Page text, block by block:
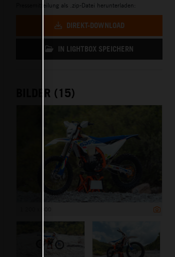
Pressemitteilung als .zip-Datei herunterladen:
DIREKT-DOWNLOAD
IN LIGHTBOX SPEICHERN
BILDER (15)